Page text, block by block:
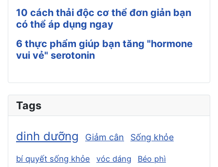
10 cách thải độc cơ thể đơn giản bạn
có thể áp dụng ngay
6 thực phẩm giúp bạn tăng "hormone
vui vẻ" serotonin
Tags
dinh dưỡng Giảm cân Sống khỏe
bí quyết sống khỏe vóc dáng Béo phì